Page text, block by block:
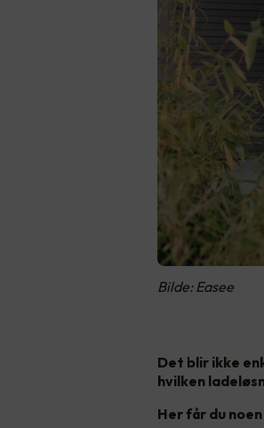
Bilde: Easee
Det blir ikke
hvilken
Her får du